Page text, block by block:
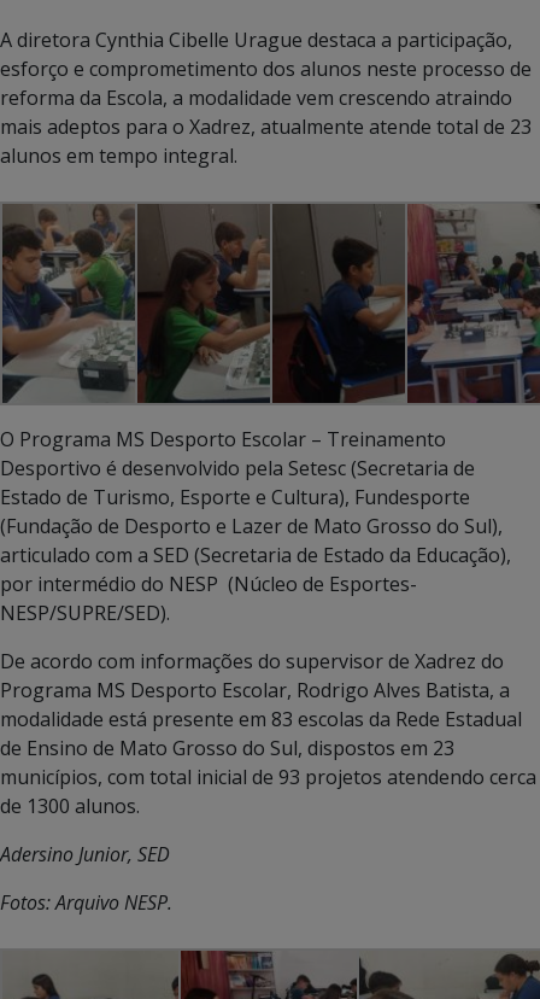
A diretora Cynthia Cibelle Urague destaca a participação,
esforço e comprometimento dos alunos neste processo de
reforma da Escola, a modalidade vem crescendo atraindo
mais adeptos para o Xadrez, atualmente atende total de 23
alunos em tempo integral.
O Programa MS Desporto Escolar – Treinamento
Desportivo é desenvolvido pela Setesc (Secretaria de
Estado de Turismo, Esporte e Cultura), Fundesporte
(Fundação de Desporto e Lazer de Mato Grosso do Sul),
articulado com a SED (Secretaria de Estado da Educação),
por intermédio do NESP (Núcleo de Esportes-
NESP/SUPRE/SED).
De acordo com informações do supervisor de Xadrez do
Programa MS Desporto Escolar, Rodrigo Alves Batista, a
modalidade está presente em 83 escolas da Rede Estadual
de Ensino de Mato Grosso do Sul, dispostos em 23
municípios, com total inicial de 93 projetos atendendo cerca
de 1300 alunos.
Adersino Junior, SED
Fotos: Arquivo NESP.